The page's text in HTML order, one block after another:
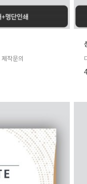
작문의